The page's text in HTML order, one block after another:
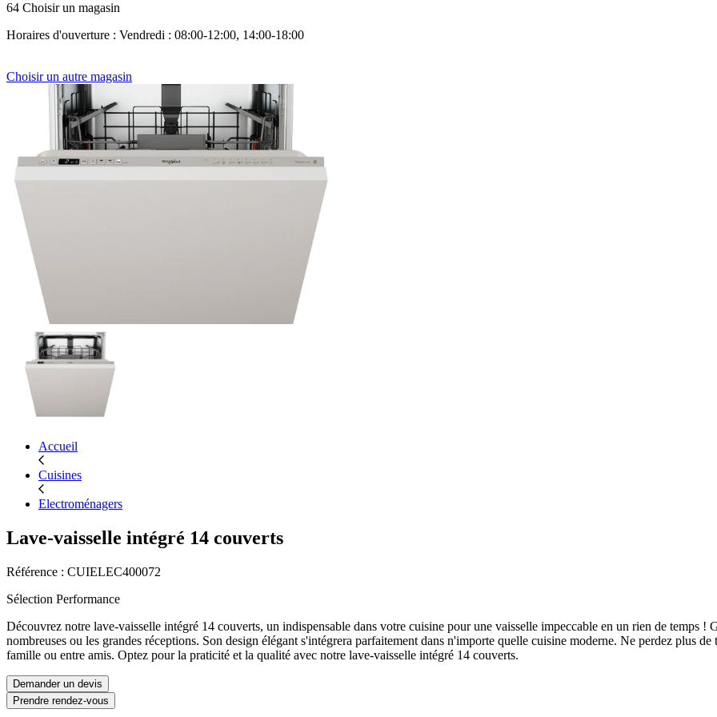
64 Choisir un magasin
Horaires d'ouverture : Vendredi : 08:00-12:00, 14:00-18:00
Choisir un autre magasin
Accueil
Cuisines
Electroménagers
Lave-vaisselle intégré 14 couverts
Référence : CUIELEC400072
Sélection Performance
Découvrez notre lave-vaisselle intégré 14 couverts, un indispensable dans votre cuisine pour une vaisselle impeccable en un rien de temps !
nombreuses ou les grandes réceptions. Son design élégant s'intégrera parfaitement dans n'importe quelle cuisine moderne. Ne perdez plus
famille ou entre amis. Optez pour la praticité et la qualité avec notre lave-vaisselle intégré 14 couverts.
Demander un devis
Prendre rendez-vous